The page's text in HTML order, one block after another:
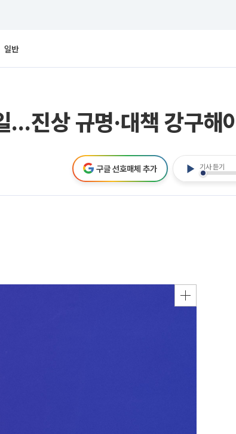
일반
…진상 규명·대책 강구해
기사 듣기
구글 선호매체 추가